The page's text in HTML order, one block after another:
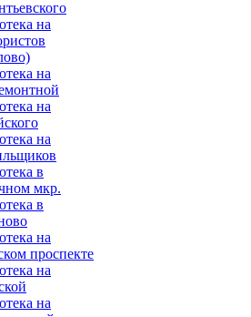
на
на
на
на
в
мкр.
в
на
проспекте
на
на